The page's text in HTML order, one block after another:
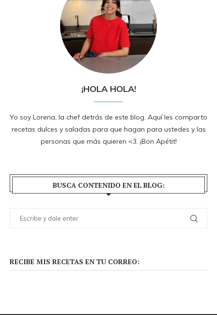
¡HOLA HOLA!
Yo soy Lorena, la chef detrás de este blog. Aquí les comparto
recetas dulces y saladas para que hagan para ustedes y las
personas que más quieren <3. ¡Bon Apétit!
BUSCA CONTENIDO EN EL BLOG:
RECIBE MIS RECETAS EN TU CORREO: